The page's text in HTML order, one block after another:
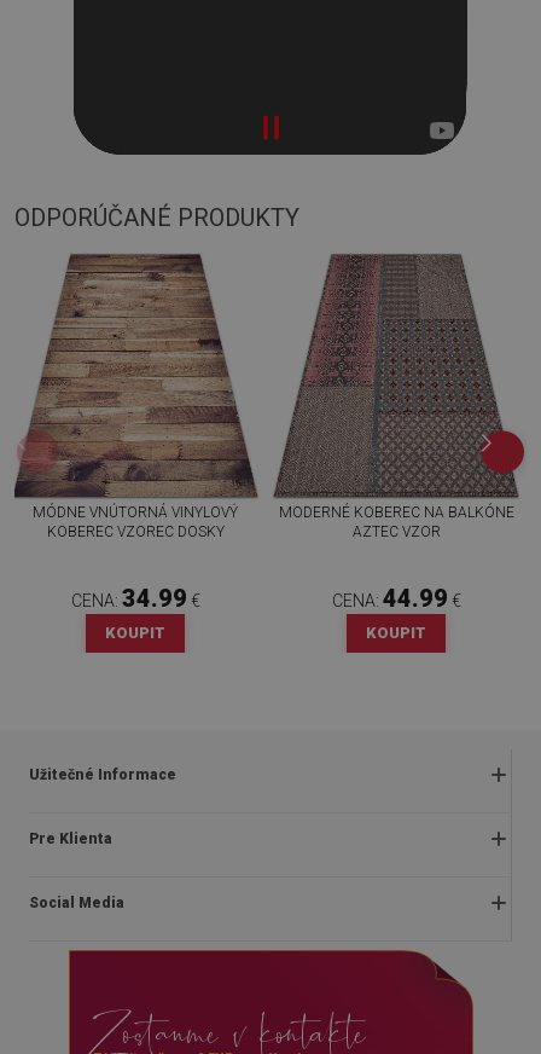
ODPORÚČANÉ PRODUKTY
MÓDNE VNÚTORNÁ VINYLOVÝ
KOBEREC VZOREC DOSKY
CENA: 34.99 €
KOUPIT
MODERNÉ KOBEREC NA BALKÓNE
AZTEC VZOR
CENA: 44.99 €
KOUPIT
Užitečné Informace
Obchodné podmienky
Často kladené otázky
Pre Klienta
O nás
Social Media
instagram
youtube
Zostanme v kontakte